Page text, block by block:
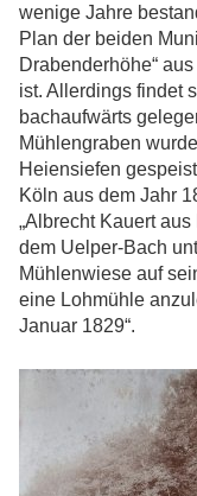
wenige Jahre
Plan der beiden
Drabenderhöhe“
ist. Allerdings findet
bachaufwärts
Mühlengraben
Heiensiefen
Köln aus dem Jahr
„Albrecht Kauert
dem Uelper-Bach
Mühlenwiese auf
eine Lohmühle
Januar 1829“.